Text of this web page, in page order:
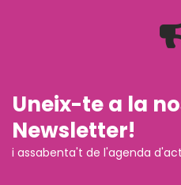
Uneix-te a la
Newsletter!
i assabenta't de l'agenda